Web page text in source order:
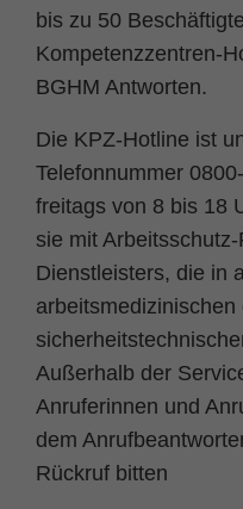
bis zu 50
Kompetenzzentren-
BGHM Antworten.
Die KPZ-Hotline ist
Telefonnummer
freitags von 8 bis 18
sie mit
Dienstleisters, die in
arbeitsmedizinischen
Außerhalb der
Anruferinnen und
dem
Rückruf bitten